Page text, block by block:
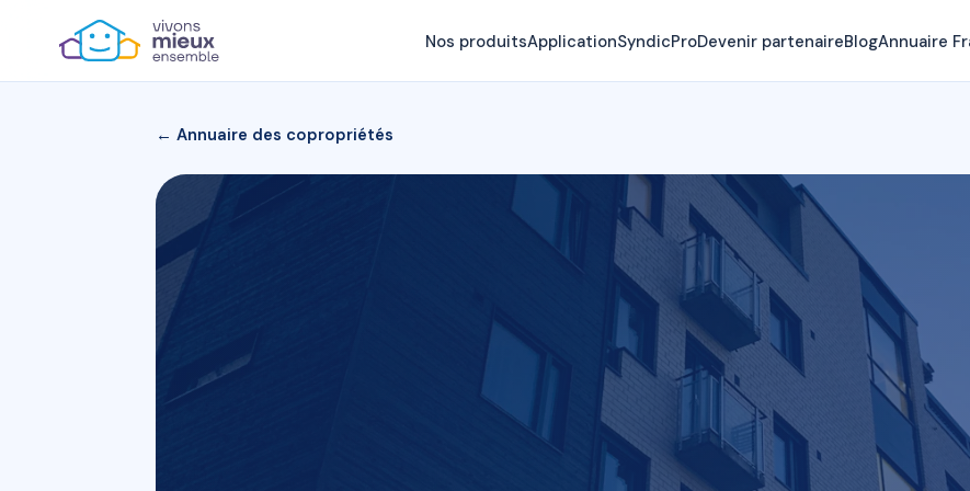
Nos produitsApplicationSyndicProDevenir partenaireBlogAnnuaire
← Annuaire des copropriétés